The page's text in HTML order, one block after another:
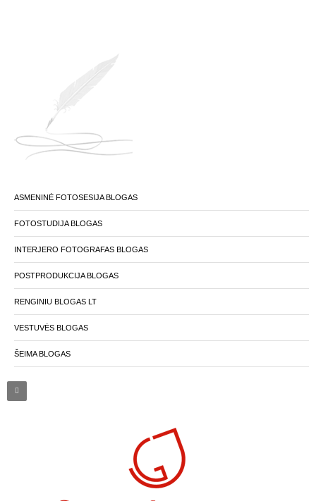
ASMENINĖ FOTOSESIJA BLOGAS
FOTOSTUDIJA BLOGAS
INTERJERO FOTOGRAFAS BLOGAS
POSTPRODUKCIJA BLOGAS
RENGINIU BLOGAS LT
VESTUVĖS BLOGAS
ŠEIMA BLOGAS